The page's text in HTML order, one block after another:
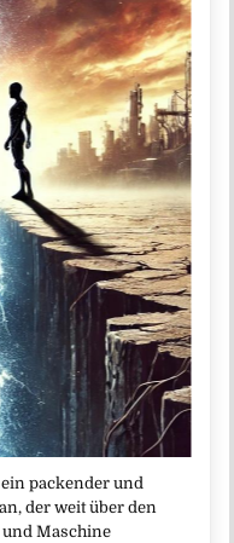
packender und
der weit über den
Maschine